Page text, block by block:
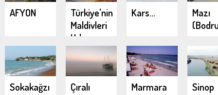
AFYON
Türkiye'nin
Maldivleri
Urla
Demircili
Koyları
Kars...
Mazı
Sokakağzı Çıralı
Marmara
Sinop